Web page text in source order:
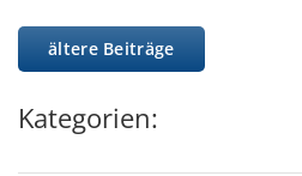
ältere Beiträge
Kategorien: